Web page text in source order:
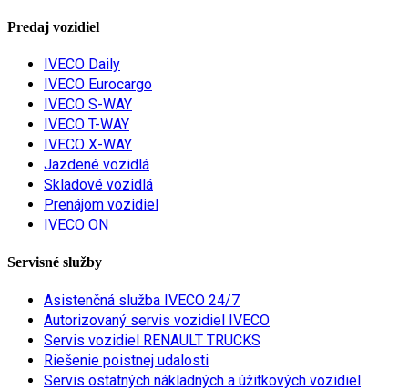
Predaj vozidiel
IVECO Daily
IVECO Eurocargo
IVECO S-WAY
IVECO T-WAY
IVECO X-WAY
Jazdené vozidlá
Skladové vozidlá
Prenájom vozidiel
IVECO ON
Servisné služby
Asistenčná služba IVECO 24/7
Autorizovaný servis vozidiel IVECO
Servis vozidiel RENAULT TRUCKS
Riešenie poistnej udalosti
Servis ostatných nákladných a úžitkových vozidiel